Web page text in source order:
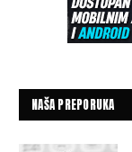
NAŠA PREPORUKA